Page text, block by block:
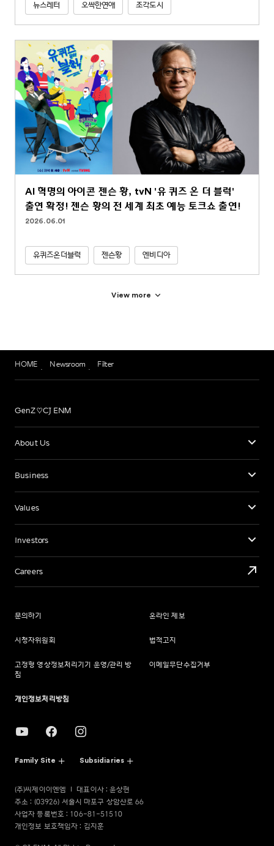
뉴스레터 오싹한연애 조각도시
AI 혁명의 아이콘 젠슨 황, tvN '유 퀴즈 온 더 블럭'
출연 확정! 젠슨 황의 전 세계 최초 예능 토크쇼 출연!
2026.06.01
유퀴즈온더블럭 젠슨황 엔비디아
View more
HOME Newsroom Filter
GenZ♡CJ ENM
About Us
Business
Values
Investors
Careers
문의하기 온라인 제보
시청자위원회 법적고지
고정형 영상정보처리기기 운영/관리 방
침
이메일무단수집거부
개인정보처리방침
Family Site Subsidiaries
(주)씨제이이엔엠
대표이사 : 윤상현
주소 : (03926) 서울시 마포구 상암산로 66
사업자 등록번호 : 106-81-51510
개인정보 보호책임자 : 김지훈